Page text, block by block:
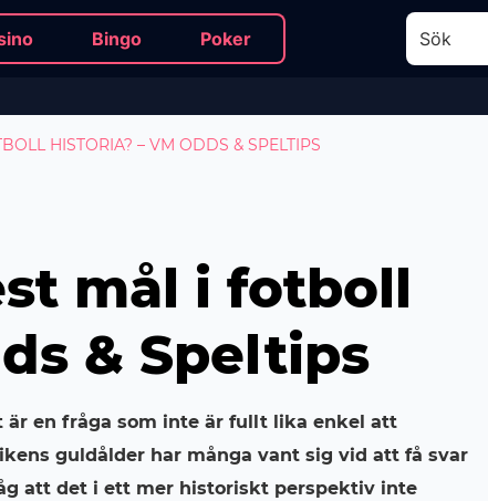
Bingo Poker
HISTORIA? – VM ODDS & SPELTIPS
mål i fotboll
& Speltips
är en fråga som inte är fullt lika enkel att
guldålder har många vant sig vid att få svar
att det i ett mer historiskt perspektiv inte